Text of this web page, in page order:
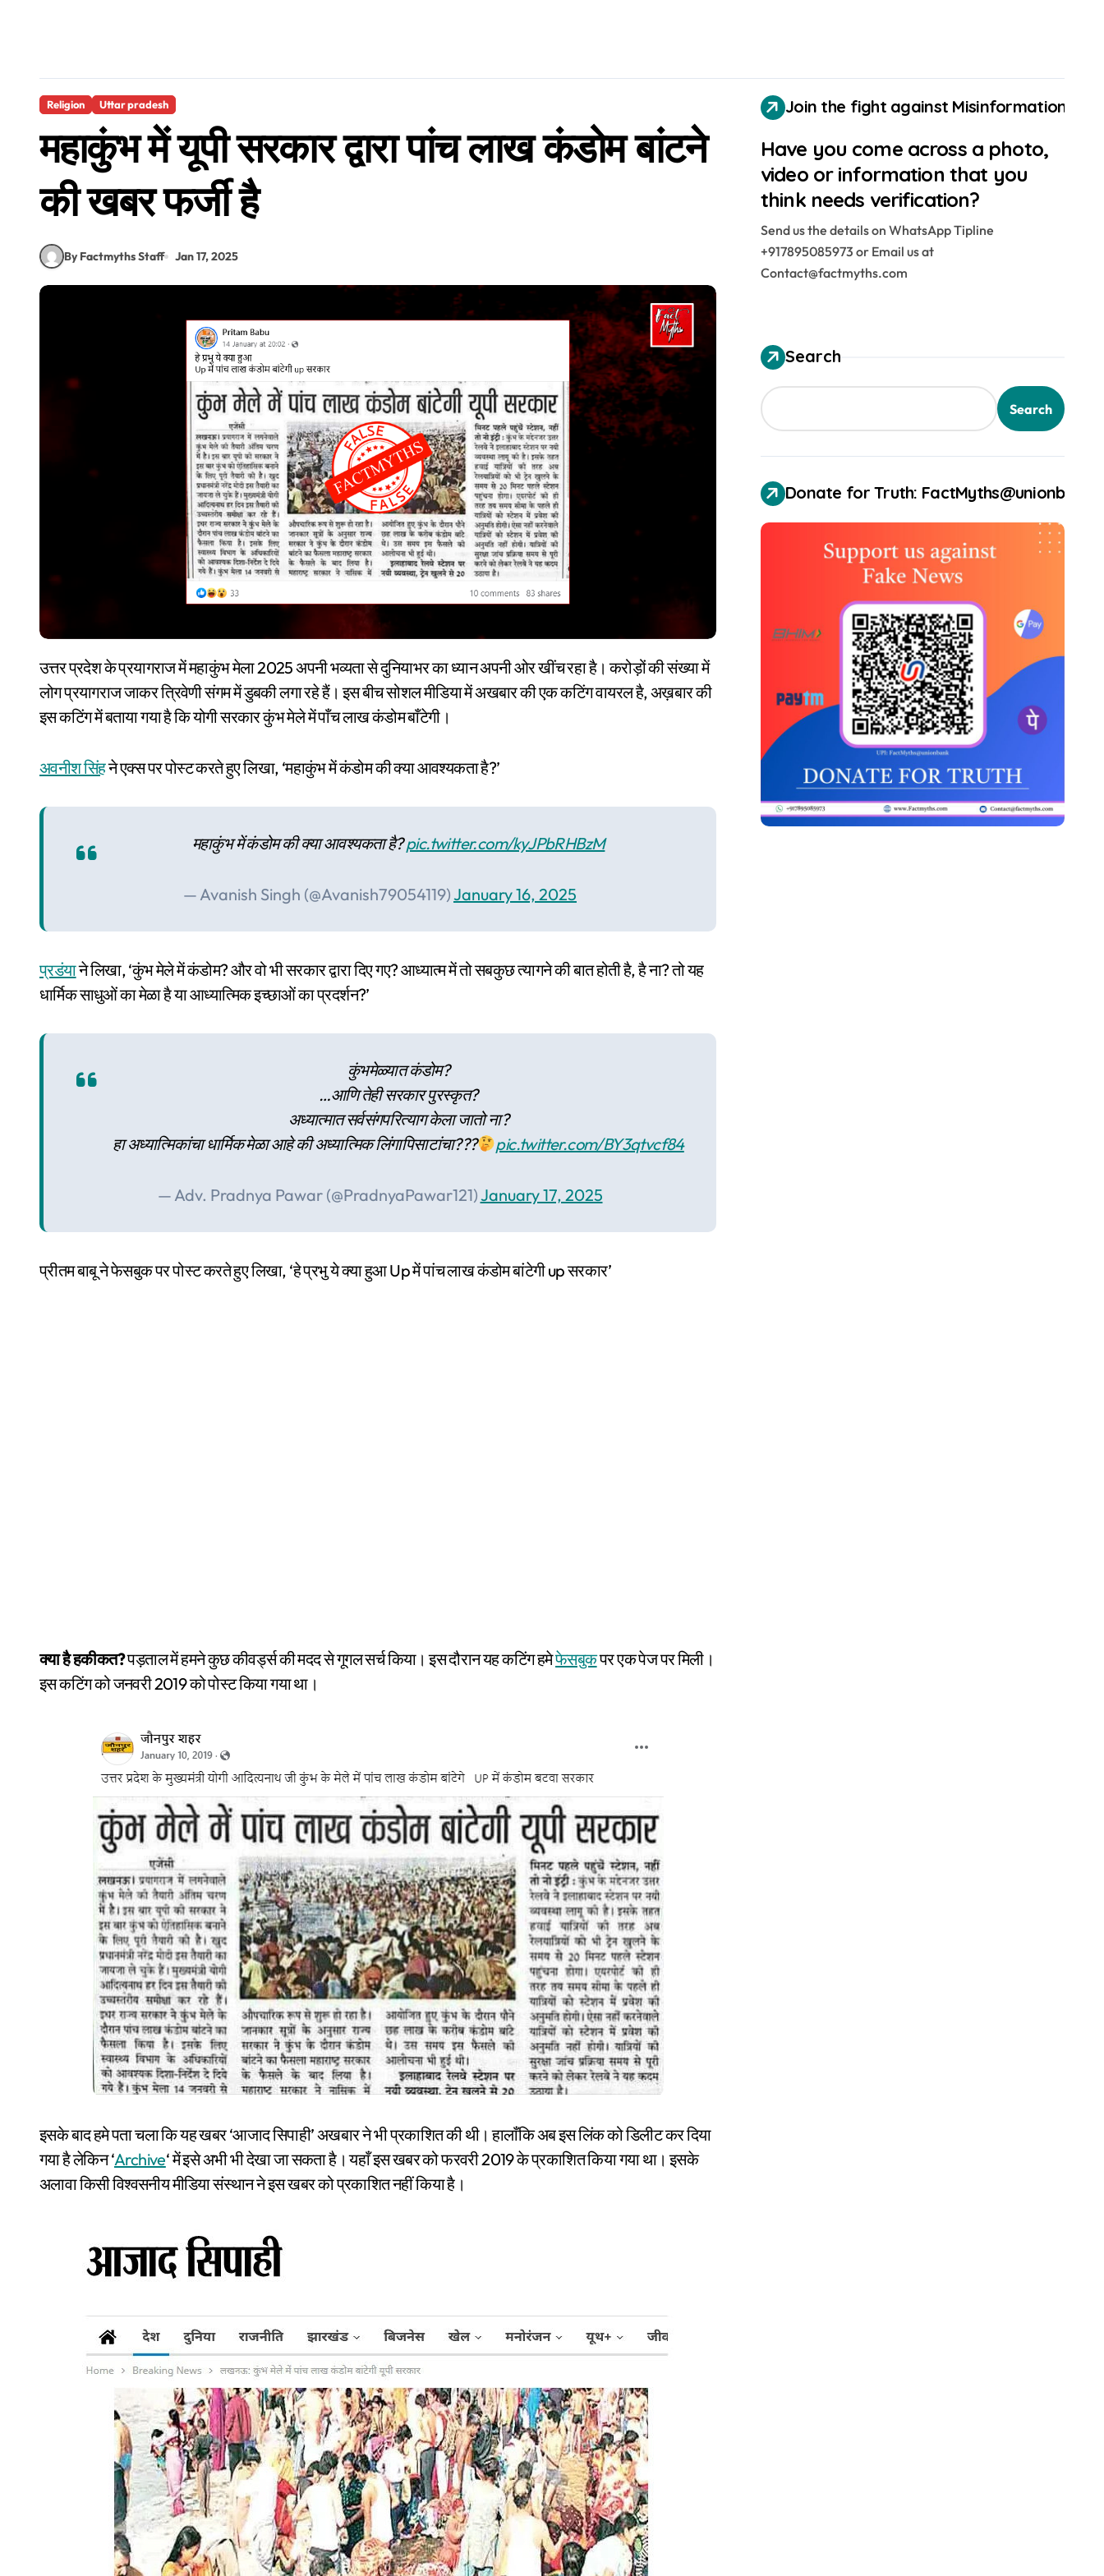
Religion Uttar pradesh
महाकुंभ में यूपी सरकार द्वारा पांच लाख कंडोम बांटने
की खबर फर्जी है
By Factmyths Staff Jan 17, 2025
उत्तर प्रदेश के प्रयागराज में महाकुंभ मेला 2025 अपनी भव्यता से दुनियाभर का ध्यान अपनी ओर खींच रहा है। करोड़ों की संख्या में
लोग प्रयागराज जाकर त्रिवेणी संगम में डुबकी लगा रहे हैं। इस बीच सोशल मीडिया में अखबार की एक कटिंग वायरल है, अख़बार की
इस कटिंग में बताया गया है कि योगी सरकार कुंभ मेले में पाँच लाख कंडोम बाँटेगी।
अवनीश सिंहने एक्स पर पोस्ट करते हुए लिखा, ‘महाकुंभ में कंडोम की क्या आवश्यकता है?’
महाकुंभ में कंडोम की क्या आवश्यकता है?pic.twitter.com/kyJPbRHBzM
— Avanish Singh (@Avanish79054119)January 16, 2025
प्रडंयाने लिखा, ‘कुंभ मेले में कंडोम? और वो भी सरकार द्वारा दिए गए? आध्यात्म में तो सबकुछ त्यागने की बात होती है, है ना? तो यह
धार्मिक साधुओं का मेळा है या आध्यात्मिक इच्छाओं का प्रदर्शन?’
कुंभमेळ्यात कंडोम?
…आणि तेही सरकार पुरस्कृत?
अध्यात्मात सर्वसंगपरित्याग केला जातो ना?
हा अध्यात्मिकांचा धार्मिक मेळा आहे की अध्यात्मिक लिंगापिसाटांचा???
pic.twitter.com/BY3qtvcf84
— Adv. Pradnya Pawar (@PradnyaPawar121)January 17, 2025
प्रीतम बाबू ने फेसबुक पर पोस्ट करते हुए लिखा, ‘हे प्रभु ये क्या हुआ Up में पांच लाख कंडोम बांटेगी up सरकार’
क्या है हकीकत?पड़ताल में हमने कुछ कीवर्ड्स की मदद से गूगल सर्च किया। इस दौरान यह कटिंग हमेफेसबुकपर एक पेज पर मिली।
इस कटिंग को जनवरी 2019 को पोस्ट किया गया था।
इसके बाद हमे पता चला कि यह खबर ‘आजाद सिपाही’ अखबार ने भी प्रकाशित की थी। हालाँकि अब इस लिंक को डिलीट कर दिया
गया है लेकिन ‘Archive‘ में इसे अभी भी देखा जा सकता है। यहाँ इस खबर को फरवरी 2019 के प्रकाशित किया गया था। इसके
अलावा किसी विश्वसनीय मीडिया संस्थान ने इस खबर को प्रकाशित नहीं किया है।
Join the fight against Misinformation
Have you come across a photo,
video or information that you
think needs verification?
Send us the details on WhatsApp Tipline
+917895085973 or Email us at
Contact@factmyths.com
Search
Search
Donate for Truth: FactMyths@unionbank